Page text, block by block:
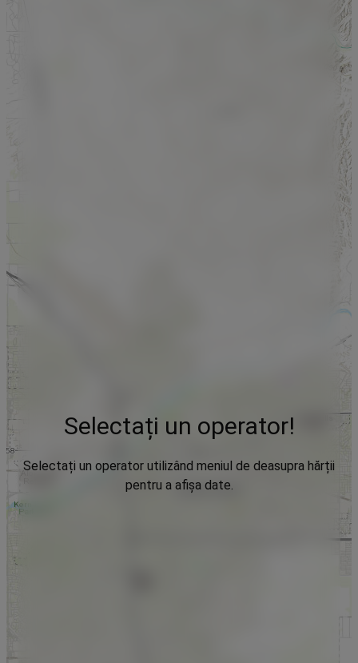
Selectați un operator!
Selectați un operator utilizând meniul de deasupra hărții
pentru a afișa date.